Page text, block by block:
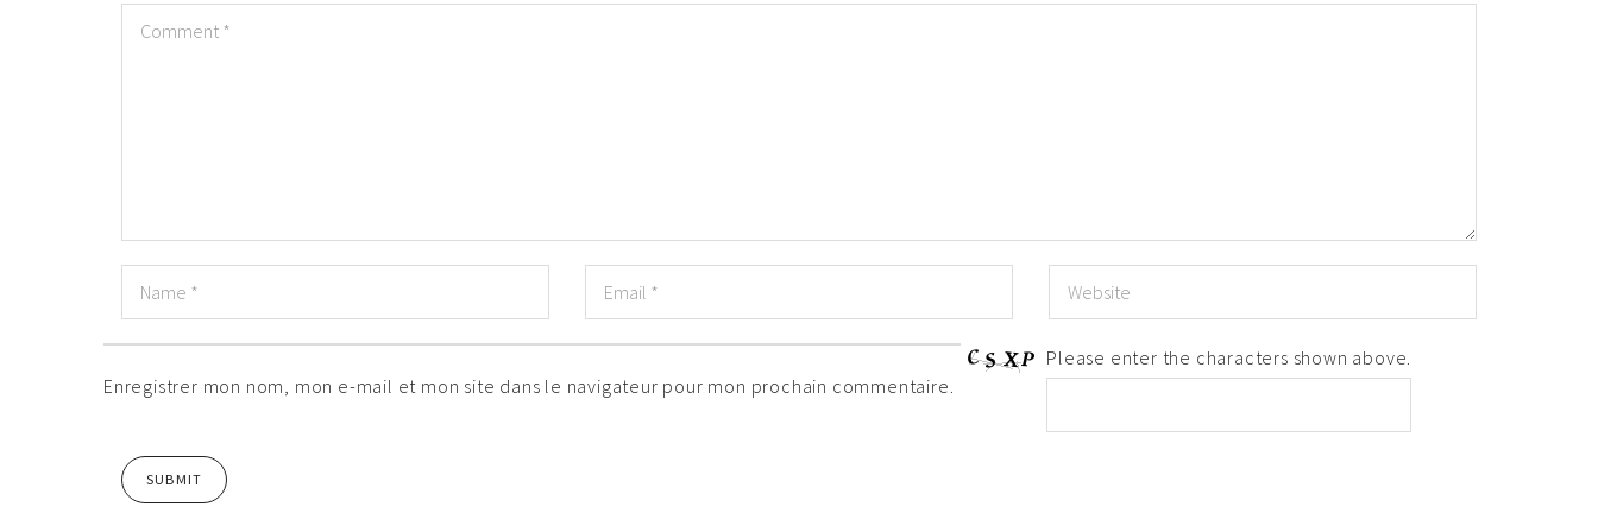
Enregistrer mon nom, mon e-mail et mon site dans le navigateur pour mon prochain commentaire.
Please enter the characters shown above.